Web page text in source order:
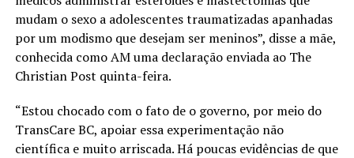
mudam o sexo a adolescentes traumatizadas apanhadas
por um modismo que desejam ser meninos”, disse a mãe,
conhecida como AM uma declaração enviada ao The
Christian Post quinta-feira.
“Estou chocado com o fato de o governo, por meio do
TransCare BC, apoiar essa experimentação não
científica e muito arriscada. Há poucas evidências de que